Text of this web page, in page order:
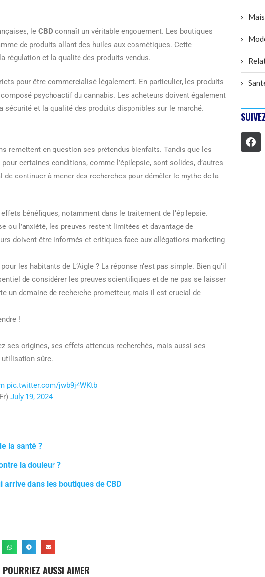
le CBD connaît un véritable engouement. Les boutiques
de produits allant des huiles aux cosmétiques. Cette
régulation et la qualité des produits vendus.
pour être commercialisé légalement. En particulier, les produits
psychoactif du cannabis. Les acheteurs doivent également
sécurité et la qualité des produits disponibles sur le marché.
remettent en question ses prétendus bienfaits. Tandis que les
pour certaines conditions, comme l’épilepsie, sont solides, d’autres
continuer à mener des recherches pour démêler le mythe de la
bénéfiques, notamment dans le traitement de l’épilepsie.
ou l’anxiété, les preuves restent limitées et davantage de
doivent être informés et critiques face aux allégations marketing
les habitants de L’Aigle ? La réponse n’est pas simple. Bien qu’il
de considérer les preuves scientifiques et de ne pas se laisser
un domaine de recherche prometteur, mais il est crucial de
!
ses origines, ses effets attendus recherchés, mais aussi ses
utilisation sûre.
pic.twitter.com/jwb9j4WKtb
July 19, 2024
la santé ?
la douleur ?
dans les boutiques de CBD
POURRIEZ AUSSI AIMER